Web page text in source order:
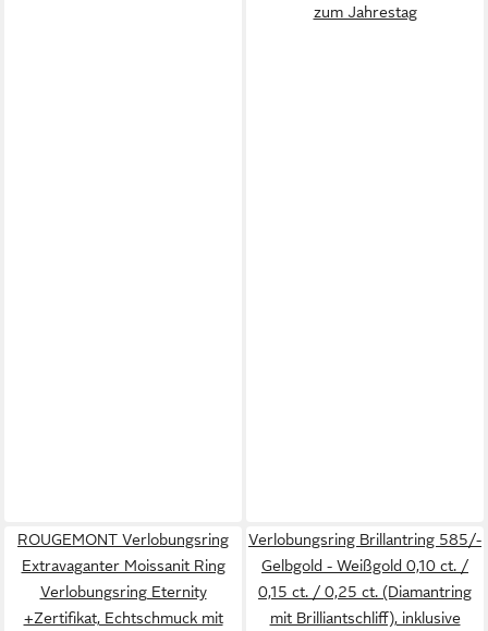
zum Jahrestag
ROUGEMONT Verlobungsring
Extravaganter Moissanit Ring
Verlobungsring Eternity
+Zertifikat, Echtschmuck mit
Verlobungsring Brillantring 585/-
Gelbgold - Weißgold 0,10 ct. /
0,15 ct. / 0,25 ct. (Diamantring
mit Brilliantschliff), inklusive